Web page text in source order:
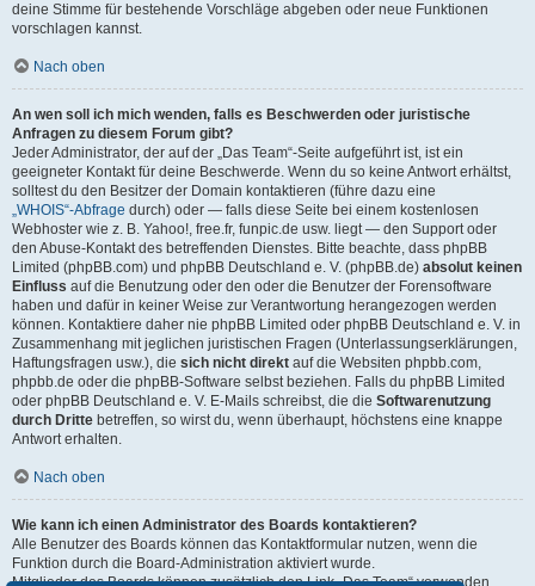
deine Stimme für bestehende Vorschläge abgeben oder neue Funktionen
vorschlagen kannst.
Nach oben
An wen soll ich mich wenden, falls es Beschwerden oder juristische
Anfragen zu diesem Forum gibt?
Jeder Administrator, der auf der „Das Team“-Seite aufgeführt ist, ist ein
geeigneter Kontakt für deine Beschwerde. Wenn du so keine Antwort erhältst,
solltest du den Besitzer der Domain kontaktieren (führe dazu eine
„WHOIS“-Abfrage durch) oder — falls diese Seite bei einem kostenlosen
Webhoster wie z. B. Yahoo!, free.fr, funpic.de usw. liegt — den Support oder
den Abuse-Kontakt des betreffenden Dienstes. Bitte beachte, dass phpBB
Limited (phpBB.com) und phpBB Deutschland e. V. (phpBB.de) absolut keinen
Einfluss auf die Benutzung oder den oder die Benutzer der Forensoftware
haben und dafür in keiner Weise zur Verantwortung herangezogen werden
können. Kontaktiere daher nie phpBB Limited oder phpBB Deutschland e. V. in
Zusammenhang mit jeglichen juristischen Fragen (Unterlassungserklärungen,
Haftungsfragen usw.), die sich nicht direkt auf die Websiten phpbb.com,
phpbb.de oder die phpBB-Software selbst beziehen. Falls du phpBB Limited
oder phpBB Deutschland e. V. E-Mails schreibst, die die Softwarenutzung
durch Dritte betreffen, so wirst du, wenn überhaupt, höchstens eine knappe
Antwort erhalten.
Nach oben
Wie kann ich einen Administrator des Boards kontaktieren?
Alle Benutzer des Boards können das Kontaktformular nutzen, wenn die
Funktion durch die Board-Administration aktiviert wurde.
Mitglieder des Boards können zusätzlich den Link „Das Team“ verwenden.